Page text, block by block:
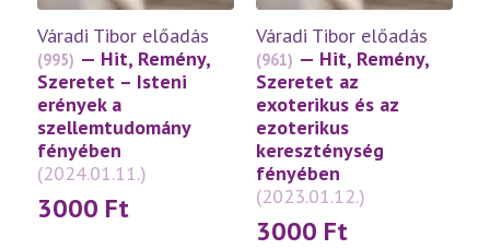
ki
ki
Váradi Tibor előadás
(995) — Hit, Remény,
Szeretet – Isteni
erények a
szellemtudomány
fényében
(2024.01.11.)
3000 Ft
Váradi Tibor előadás
(961) — Hit, Remény,
Szeretet az
exoterikus és az
ezoterikus
kereszténység
fényében
(2023.01.12.)
3000 Ft